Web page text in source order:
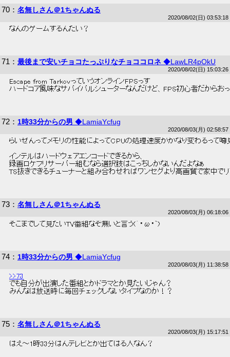
70 ： 名無しさん＠1ちゃんぬる
2020/08/02(日) 03:53:18
なんのゲームするんだい？
71 ： 最後まで安いチョコたっぷりなチョココロネ ◆LawLR4pOkU
2020/08/02(日) 15:03:26
Escape from TarkovっていうオンラインFPSっす
ハードコア風味なサバイバルシューターなんだけど、FPS初心者だからお
72 ： 1時33分からの男 ◆LamiaYcfug
2020/08/03(月) 02:58:57
らいぜんってメモリの性能によってCPUの処理速度がかなり変わるって噂
インテルはハードウェアエンコードできるから、
録画ロケフリサーバー組むなら選択肢はこっちしかないんだよなぁ
TS抜きできるチューナーと組み合わせればワンセグより高画質で家中で
73 ： 名無しさん＠1ちゃんぬる
2020/08/03(月) 06:18:06
そこまでして見たいTV番組なぞ無いと言う(´・ω・`)
74 ： 1時33分からの男 ◆LamiaYcfug
2020/08/03(月) 11:38:58
>>73
でも自分が出演した番組とかドラマとか見たいじゃん？
みんなは放送時に毎回チェックしないタイプなのか！？
75 ： 名無しさん＠1ちゃんぬる
2020/08/03(月) 15:17:51
はえ～1時33分はんテレビとか出てはる人なん？